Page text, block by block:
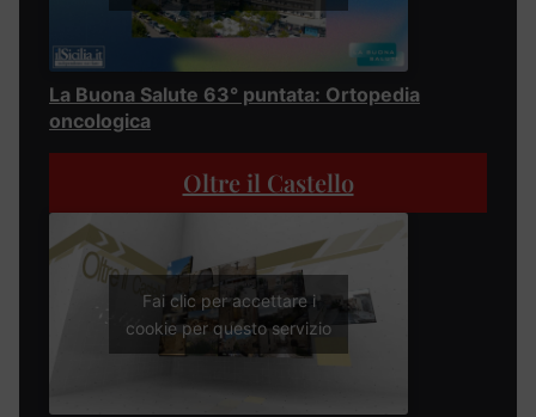
La Buona Salute 63° puntata: Ortopedia
oncologica
Oltre il Castello
Fai clic per accettare i
cookie per questo servizio